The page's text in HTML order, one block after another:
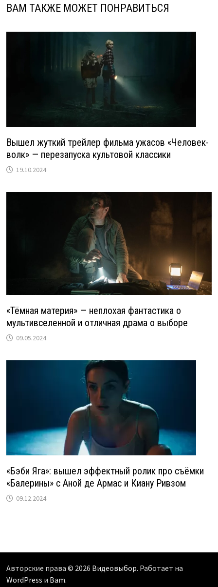
ВАМ ТАКЖЕ МОЖЕТ ПОНРАВИТЬСЯ
Вышел жуткий трейлер фильма ужасов «Человек-
волк» — перезапуска культовой классики
19.10.2024
«Тёмная материя» — неплохая фантастика о
мультивселенной и отличная драма о выборе
09.05.2024
«Бэби Яга»: вышел эффектный ролик про съёмки
«Балерины» с Аной де Армас и Киану Ривзом
09.12.2024
Авторские права © 2026 Видеовыбор. Работает на
WordPress и Bam.